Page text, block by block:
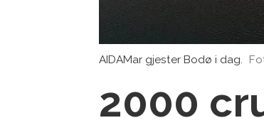
AIDAMar gjester Bodø i dag.
2000